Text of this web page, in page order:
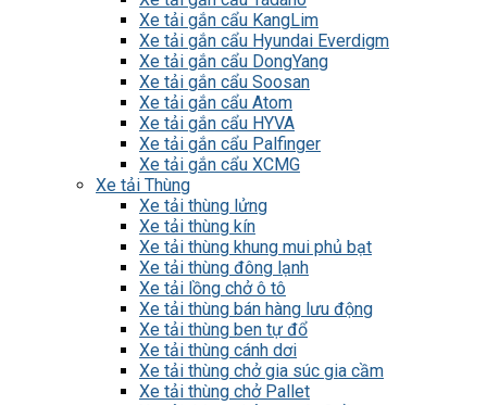
Xe tải gắn cẩu KangLim
Xe tải gắn cẩu Hyundai Everdigm
Xe tải gắn cẩu DongYang
Xe tải gắn cẩu Soosan
Xe tải gắn cẩu Atom
Xe tải gắn cẩu HYVA
Xe tải gắn cẩu Palfinger
Xe tải gắn cẩu XCMG
Xe tải Thùng
Xe tải thùng lửng
Xe tải thùng kín
Xe tải thùng khung mui phủ bạt
Xe tải thùng đông lạnh
Xe tải lồng chở ô tô
Xe tải thùng bán hàng lưu động
Xe tải thùng ben tự đổ
Xe tải thùng cánh dơi
Xe tải thùng chở gia súc gia cầm
Xe tải thùng chở Pallet